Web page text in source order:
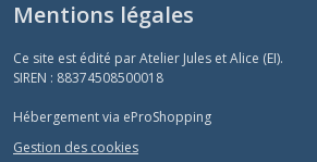
Mentions légales
Ce site est édité par Atelier Jules et Alice (EI).
SIREN : 88374508500018
Hébergement via eProShopping
Gestion des cookies